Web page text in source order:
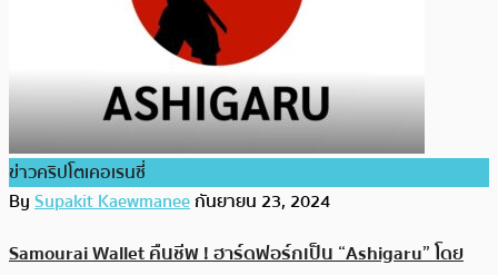
ข่าวคริปโตเคอเรนซี่
BySupakit Kaewmaneeกันยายน 23, 2024
Samourai Wallet คืนชีพ ! ฮาร์ดฟอร์กเป็น “Ashigaru” โดย